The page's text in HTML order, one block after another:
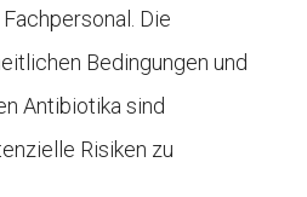
Die
Bedingungen und
Antibiotika sind
Risiken zu